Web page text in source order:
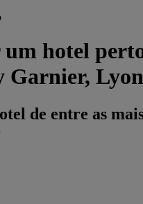
hotel
Garnier, Lyon
de entre as